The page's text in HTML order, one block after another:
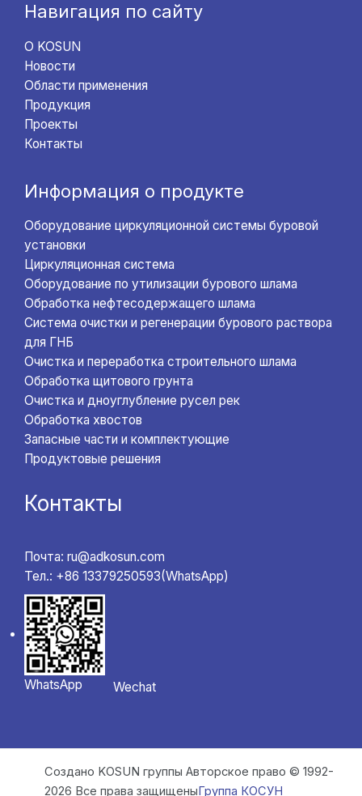
Навигация по сайту
О KOSUN
Новости
Области применения
Продукция
Проекты
Контакты
Информация о продукте
Оборудование циркуляционной системы буровой
установки
Циркуляционная система
Оборудование по утилизации бурового шлама
Обработка нефтесодержащего шлама
Система очистки и регенерации бурового раствора
для ГНБ
Очистка и переработка строительного шлама
Обработка щитового грунта
Очистка и дноуглубление русел рек
Обработка хвостов
Запасные части и комплектующие
Продуктовые решения
Контакты
Почта: ru@adkosun.com
Тел.: +86 13379250593(WhatsApp)
WhatsApp Wechat
Создано KOSUN группы Авторское право © 1992-
2026 Все права защищеныГруппа КОСУН